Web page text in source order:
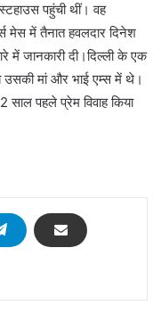
पहुंची थीं। वह
मेस में तैनात हवलदार दिनेश
में जानकारी दी।दिल्ली के एक
उसकी मां और भाई एम्स में थे।
साल पहले प्रेम विवाह किया